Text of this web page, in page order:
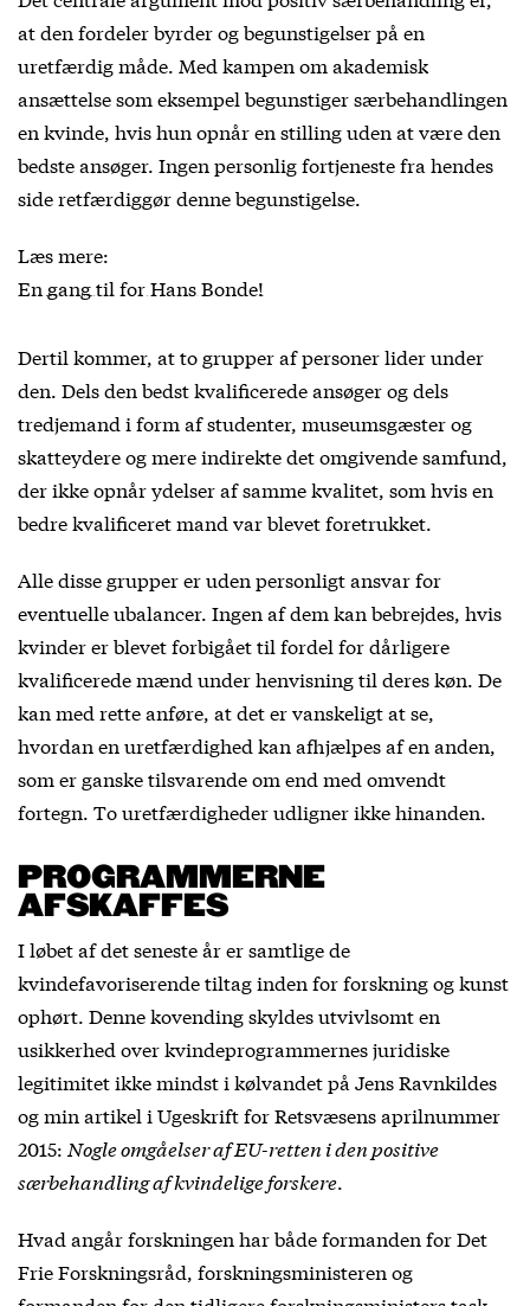
at den fordeler byrder og begunstigelser på en
uretfærdig måde. Med kampen om akademisk
ansættelse som eksempel begunstiger særbehandlingen
en kvinde, hvis hun opnår en stilling uden at være den
bedste ansøger. Ingen personlig fortjeneste fra hendes
side retfærdiggør denne begunstigelse.
Læs mere:
En gang til for Hans Bonde!
Dertil kommer, at to grupper af personer lider under
den. Dels den bedst kvalificerede ansøger og dels
tredjemand i form af studenter, museumsgæster og
skatteydere og mere indirekte det omgivende samfund,
der ikke opnår ydelser af samme kvalitet, som hvis en
bedre kvalificeret mand var blevet foretrukket.
Alle disse grupper er uden personligt ansvar for
eventuelle ubalancer. Ingen af dem kan bebrejdes, hvis
kvinder er blevet forbigået til fordel for dårligere
kvalificerede mænd under henvisning til deres køn. De
kan med rette anføre, at det er vanskeligt at se,
hvordan en uretfærdighed kan afhjælpes af en anden,
som er ganske tilsvarende om end med omvendt
fortegn. To uretfærdigheder udligner ikke hinanden.
PROGRAMMERNE
AFSKAFFES
I løbet af det seneste år er samtlige de
kvindefavoriserende tiltag inden for forskning og kunst
ophørt. Denne kovending skyldes utvivlsomt en
usikkerhed over kvindeprogrammernes juridiske
legitimitet ikke mindst i kølvandet på Jens Ravnkildes
og min artikel i Ugeskrift for Retsvæsens aprilnummer
2015: Nogle omgåelser af EU-retten i den positive
særbehandling af kvindelige forskere.
Hvad angår forskningen har både formanden for Det
Frie Forskningsråd, forskningsministeren og